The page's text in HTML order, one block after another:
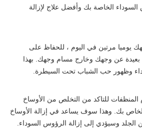
الخاصة بك وأفضل علاج لإزالة
مرتين في اليوم ، للحفاظ على
بعيدة عن وجهك وخارج مسام وجهك. بهذا
وظهور حب الشباب تحت السيطرة.
للتاكد من التخلص من الأوساخ
بك. وهذا سوف يساعد في إزالة الأوساخ
الجلد وسيؤدي إلى إزالة الرؤوس السوداء.